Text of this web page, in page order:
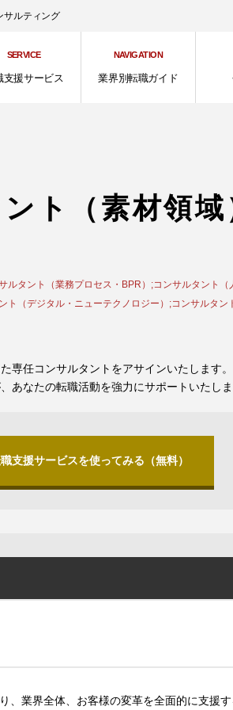
サルティング
SERVICE
支援サービス
NAVIGATION
業界別転職ガイド
ト（素材領
タント（業務プロセス・BPR）;コンサルタント
（デジタル・ニューテクノロジー）;コンサルタ
専任コンサルタントをアサインいたします。
あなたの転職活動を強力にサポートいたしま
支援サービスを使ってみる（無料）
、業界全体、お客様の変革を全面的に支援す